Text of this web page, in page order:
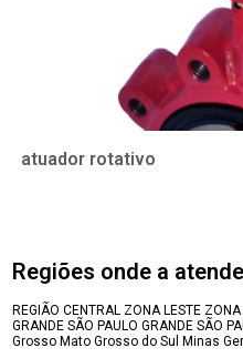
atuador rotativo
Regiões onde a
REGIÃO CENTRAL ZONA LESTE ZONA
GRANDE SÃO PAULO GRANDE SÃO
Grosso Mato Grosso do Sul Minas